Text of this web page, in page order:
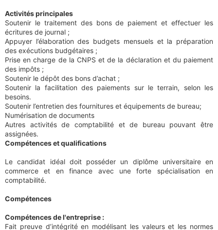
Activités principales
Soutenir le traitement des bons de paiement et effectuer les
écritures de journal ;
Appuyer l’élaboration des budgets mensuels et la préparation
des exécutions budgétaires ;
Prise en charge de la CNPS et de la déclaration et du paiement
des impôts ;
Soutenir le dépôt des bons d’achat ;
Soutenir la facilitation des paiements sur le terrain, selon les
besoins.
Soutenir l’entretien des fournitures et équipements de bureau;
Numérisation de documents
Autres activités de comptabilité et de bureau pouvant être
assignées.
Compétences et qualifications
Le candidat idéal doit posséder un diplôme universitaire en
commerce et en finance avec une forte spécialisation en
comptabilité.
Compétences
Compétences de l'entreprise :
Fait preuve d’intégrité en modélisant les valeurs et les normes